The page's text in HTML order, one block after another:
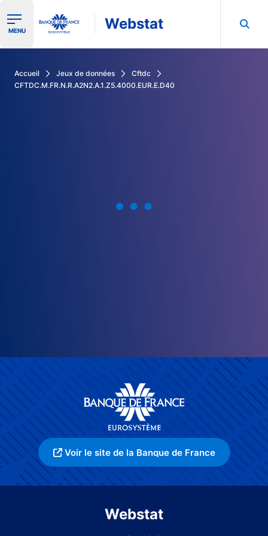
Ouvrir le menu de navigation
MENU Webstat
Accueil Jeux de données
Cftdc
CFTDC.M.FR.N.R.A2N2.A.1.Z5.4000.EUR.E.D40
Voir le site de la Banque de France
Webstat